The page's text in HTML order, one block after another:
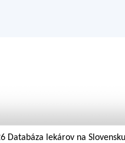
Databáza lekárov na Slovensku